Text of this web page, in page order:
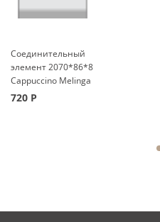
Соединительный
элемент 2070*86*8
Cappuccino Melinga
720 Р